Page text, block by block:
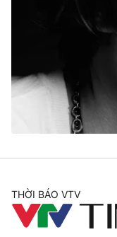
Thế giới đó đây
Câu chuyện quốc
Kinh tế
Thị trường
Góc doanh nghiệp
Dữ liệu và đời sống
Truyền hình
Phim VTV
Hậu trường
Giải trí
Điện ảnh
THỜI BÁO VTV